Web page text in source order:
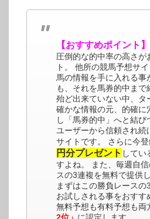
【おすすめポイント】
圧倒的な的中率の高さが
ト。 他所の競馬予想サ
馬の情報を手に入れる事
も、それを馬券的中まで
殆ど出来ていない中、タ
確かな情報の元、的確に
し「馬券的中」へと結び
ユーザーから信頼され続
サイトです。 さらに今登
円分プレゼント してい
すよね。 また、毎週自
スの3連複を無料で提供
まずはこの勝負レースの
お試しされる事をおすす
無料予想も有料予想も両
2位」 に認定します。